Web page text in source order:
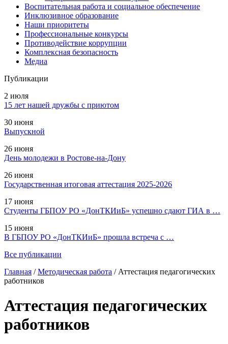
Воспитательная работа и социальное обеспечение
Инклюзивное образование
Наши приоритеты
Профессиональные конкурсы
Противодействие коррупции
Комплексная безопасность
Медиа
Публикации
2 июля
15 лет нашей дружбы с приютом
30 июня
Выпускной
26 июня
День молодежи в Ростове-на-Дону
26 июня
Государственная итоговая аттестация 2025-2026
17 июня
Студенты ГБПОУ РО «ДонТКИиБ» успешно сдают ГИА в …
15 июня
В ГБПОУ РО «ДонТКИиБ» прошла встреча с …
Все публикации
Главная /Методическая работа / Аттестация педагогических
работников
Аттестация педагогических
работников